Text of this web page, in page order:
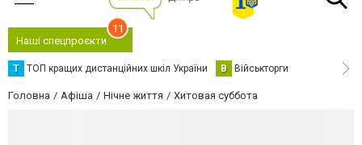
Наші спецпроєкти
11
Т ТОП кращих дистанційних шкіл України В Військторги
Головна Афіша Нічне життя Хитовая суббота